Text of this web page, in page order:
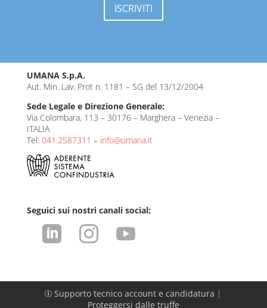
ISCRIVITI
UMANA S.p.A.
Aut. Min. Lav. Prot n. 1181 – SG del 13/12/2004
Sede Legale e Direzione Generale:
Via Colombara, 113 – 30176 – Marghera – Venezia –
ITALIA
Tel: 041.2587311 – info@umana.it
Seguici sui nostri canali social:
  
p Supporto tecnico account e candidatura |
Proteggersi dalle truffe